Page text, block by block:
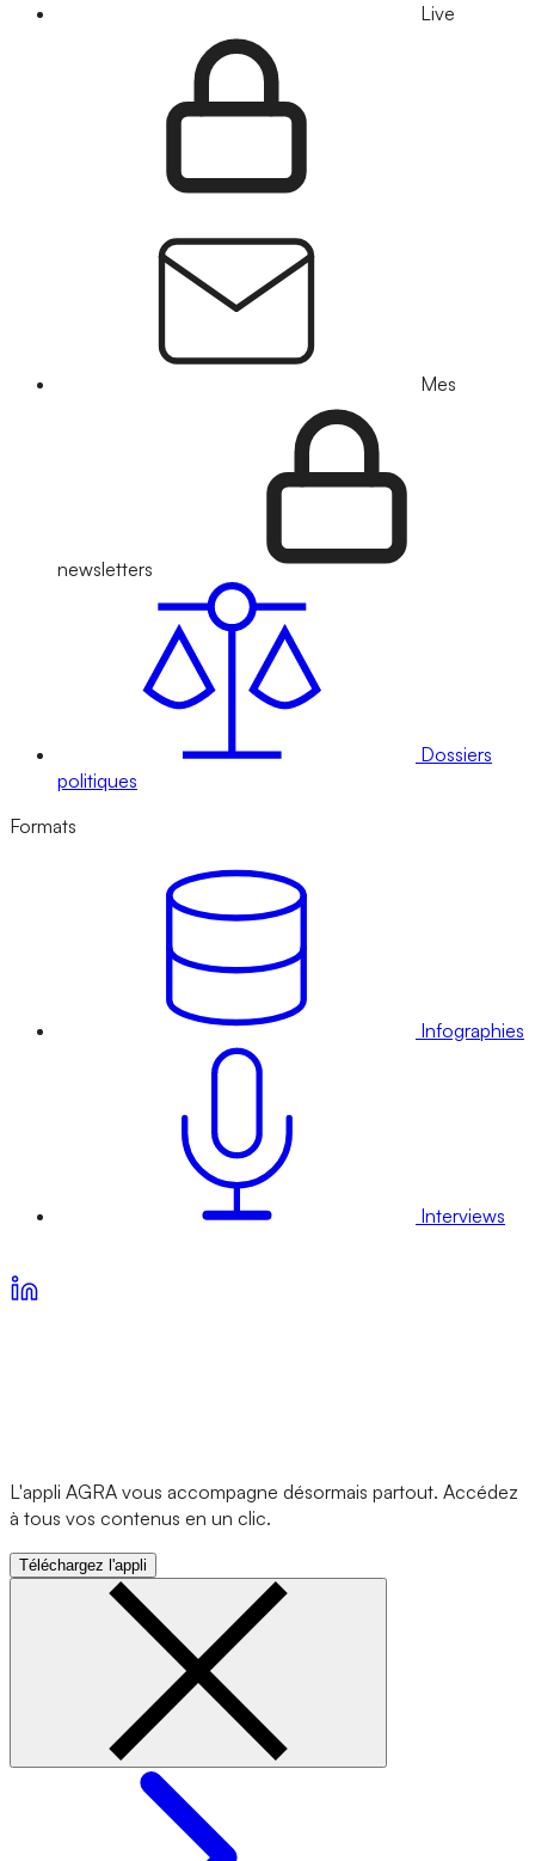
Live
Mes
newsletters
Dossiers
politiques
Formats
Infographies
Interviews
L'appli AGRA vous accompagne désormais partout. Accédez
à tous vos contenus en un clic.
Téléchargez l'appli